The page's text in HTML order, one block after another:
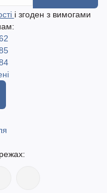
і згоден з вимогами